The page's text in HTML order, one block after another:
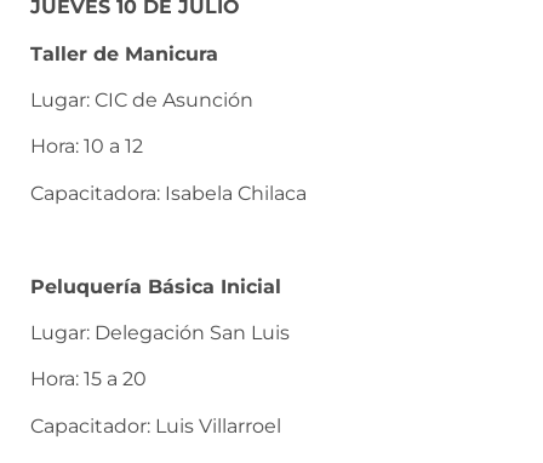
JUEVES 10 DE JULIO
Taller de Manicura
Lugar: CIC de Asunción
Hora: 10 a 12
Capacitadora: Isabela Chilaca
Peluquería Básica Inicial
Lugar: Delegación San Luis
Hora: 15 a 20
Capacitador: Luis Villarroel